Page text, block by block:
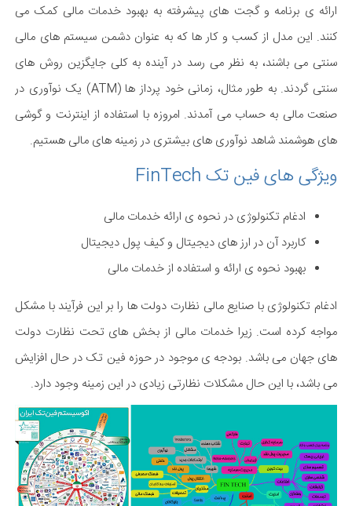
ارائه ی برنامه و گجت های پیشرفته به بهبود خدمات مالی کمک می
کنند. این مدل از کسب و کار ها که به عنوان دشمن سیستم های مالی
سنتی می باشند، به نظر می رسد در آینده به کلی جایگزین روش های
سنتی گردند. به طور مثال، زمانی خود پرداز ها (ATM) یک نوآوری در
صنعت مالی به حساب می آمدند. امروزه با استفاده از اینترنت و گوشی
های هوشمند شاهد نوآوری های بیشتری در زمینه های مالی هستیم.
ویژگی های فین تک FinTech
ادغام تکنولوژی در نحوه ی ارائه خدمات مالی
کاربرد آن در ارز های دیجیتال و کیف پول دیجیتال
بهبود نحوه ی ارائه و استفاده از خدمات مالی
ادغام تکنولوژی با صنایع مالی نظارت دولت ها را بر این فرآیند با مشکل
مواجه کرده است. زیرا خدمات مالی از بخش های تحت نظارت دولت
های جهان می باشد. بودجه ی موجود در حوزه فین تک در حال افزایش
می باشد، با این حال مشکلات نظارتی زیادی در این زمینه وجود دارد.